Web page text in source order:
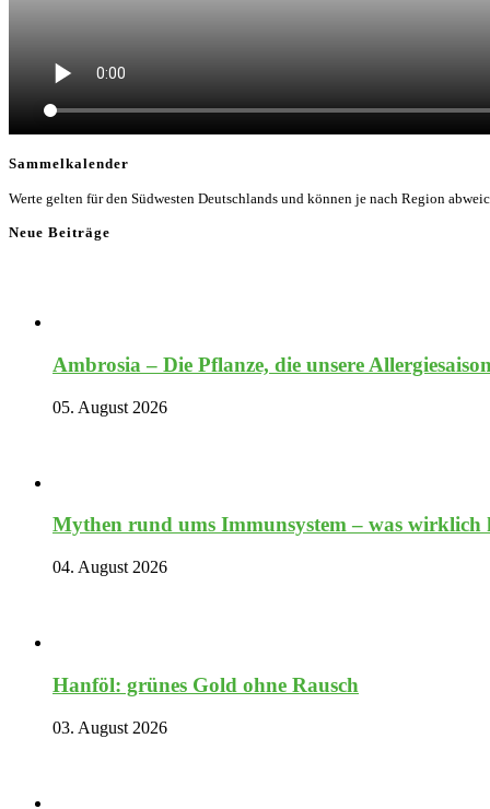
Sammelkalender
Werte gelten für den Südwesten Deutschlands und können je nach Region
Neue Beiträge
Ambrosia – Die Pflanze, die unsere
05. August 2026
Mythen rund ums Immunsystem – was
04. August 2026
Hanföl: grünes Gold ohne Rausch
03. August 2026